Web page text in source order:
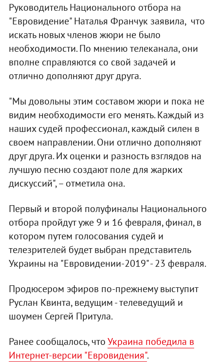
Руководитель Национального отбора на
"Евровидение" Наталья Франчук заявила, что
искать новых членов жюри не было
необходимости. По мнению телеканала, они
вполне справляются со свой задачей и
отлично дополняют друг друга.
"Мы довольны этим составом жюри и пока не
видим необходимости его менять. Каждый из
наших судей профессионал, каждый силен в
своем направлении. Они отлично дополняют
друг друга. Их оценки и разность взглядов на
лучшую песню создают поле для жарких
дискуссий", – отметила она.
Первый и второй полуфиналы Национального
отбора пройдут уже 9 и 16 февраля, финал, в
котором путем голосования судей и
телезрителей будет выбран представитель
Украины на "Евровидении-2019" - 23 февраля.
Продюсером эфиров по-прежнему выступит
Руслан Квинта, ведущим - телеведущий и
шоумен Сергей Притула.
Ранее сообщалось, чтоУкраина победила в
Интернет-версии "Евровидения".